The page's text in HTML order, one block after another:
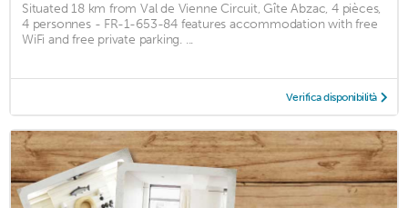
Situated 18 km from Val de Vienne Circuit, Gîte Abzac, 4 pièces,
4 personnes - FR-1-653-84 features accommodation with free
WiFi and free private parking. ...
Verifica disponibilità